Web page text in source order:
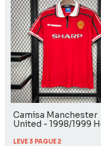
Camisa Manchester
United - 1998/1999
LEVE 3 PAGUE 2